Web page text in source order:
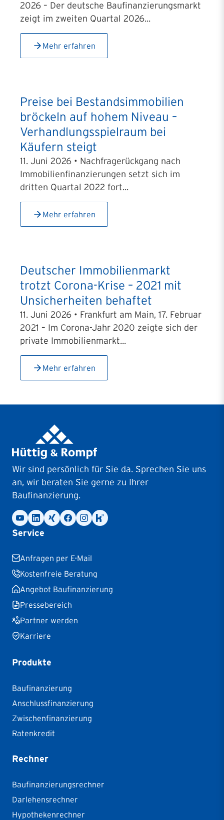
2026 – Der deutsche Baufinanzierungsmarkt
zeigt im zweiten Quartal 2026...
Mehr erfahren
Preise bei Bestandsimmobilien
bröckeln auf hohem Niveau –
Verhandlungsspielraum bei
Käufern steigt
11. Juni 2026 • Nachfragerückgang nach
Immobilienfinanzierungen setzt sich im
dritten Quartal 2022 fort...
Mehr erfahren
Deutscher Immobilienmarkt
trotzt Corona-Krise – 2021 mit
Unsicherheiten behaftet
11. Juni 2026 • Frankfurt am Main, 17. Februar
2021 – Im Corona-Jahr 2020 zeigte sich der
private Immobilienmarkt...
Mehr erfahren
Wir sind persönlich für Sie da. Sprechen Sie uns
an, wir beraten Sie gerne zu Ihrer
Baufinanzierung.
Service
Anfragen per E-Mail
Kostenfreie Beratung
Angebot Baufinanzierung
Pressebereich
Partner werden
Karriere
Produkte
Baufinanzierung
Anschlussfinanzierung
Zwischenfinanzierung
Ratenkredit
Rechner
Baufinanzierungsrechner
Darlehensrechner
Hypothekenrechner